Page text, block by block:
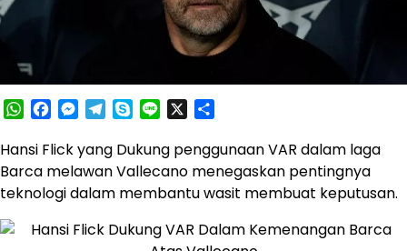
WhatsApp
Facebook
Messenger
Telegram
SkypeLine
Hansi Flick yang Dukung penggunaan VAR dalam laga
Barca melawan Vallecano menegaskan pentingnya
teknologi dalam membantu wasit membuat keputusan.